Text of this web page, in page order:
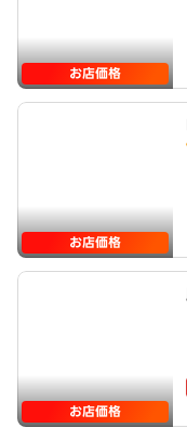
お店価格
お店価格
お店価格